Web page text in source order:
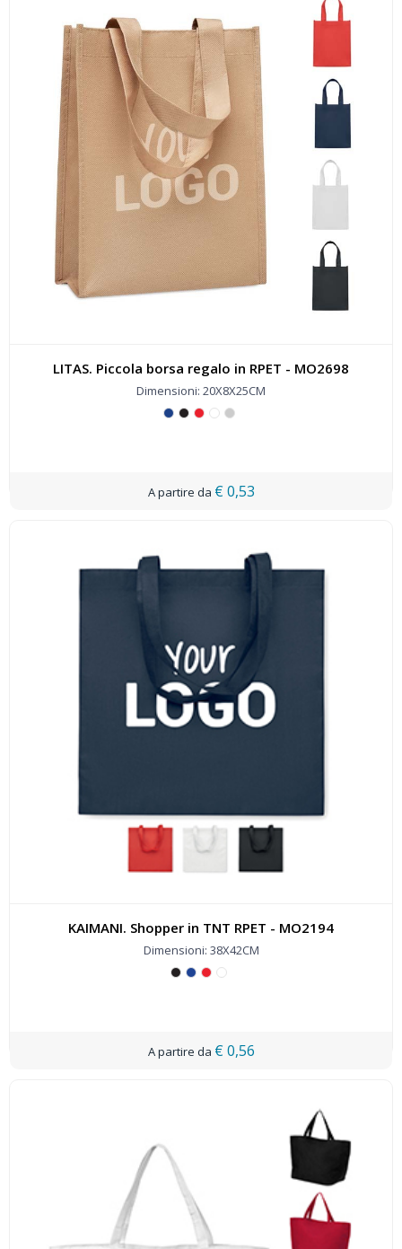
LITAS. Piccola borsa regalo in RPET - MO2698
Dimensioni: 20X8X25CM
€ 0,53
KAIMANI. Shopper in TNT RPET - MO2194
Dimensioni: 38X42CM
€ 0,56